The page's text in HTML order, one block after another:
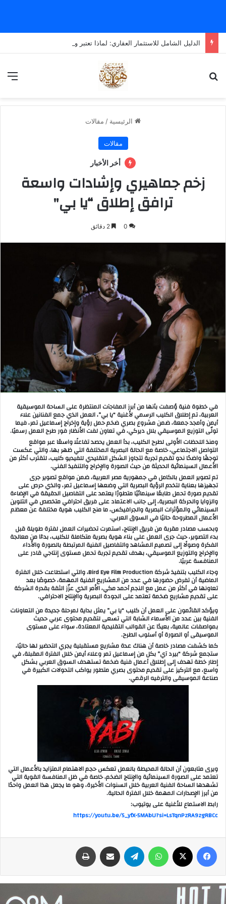
الرئيسية / مقالات
مقالات
أخر الأخبار
زخم جماهيري وإشادات واسعة
ترافق إطلاق “يا بي"
0
في خطوة فنية وُصفت بأنها من أبرز المفاجآت المنتظرة على الساحة الموسيقية
العربية، تم إطلاق الكليب الرسمي لأغنية “يا بي”، العمل الذي جمع الفنانين علاء
أيمن وأمجد جمعة، ضمن مشروع بصري ضخم حمل رؤية وإخراج إسماعيل تمر، فيما
تولّى التوزيع الموسيقي بلال ديركي، في تعاون لفت الأنظار فور طرح العمل رسميًا.
ومنذ اللحظات الأولى لطرح الكليب، بدأ العمل يحصد تفاعلًا واسعًا عبر مواقع
التواصل الاجتماعي، خاصة مع الحالة البصرية المختلفة التي ظهر بها، والتي عكست
توجهًا واضحًا نحو تقديم تجربة تتجاوز الشكل التقليدي للفيديو كليب، لتقترب أكثر من
الأعمال السينمائية الحديثة من حيث الصورة والإخراج والتنفيذ الفني.
تم تصوير العمل بالكامل في جمهورية مصر العربية، ضمن مواقع تصوير جرى
تجهيزها بعناية لتخدم الرؤية البصرية التي وضعها إسماعيل تمر، والذي حرص على
تقديم صورة تحمل طابعًا سينمائيًا متطورًا يعتمد على التفاصيل الدقيقة في الإضاءة
والزوايا والحركة البصرية، إلى جانب الاعتماد على فريق احترافي متخصص في التلوين
السينمائي والمؤثرات البصرية والجرافيكس، ما منح الكليب هوية مختلفة عن معظم
الأعمال المطروحة حاليًا في السوق العربي.
وبحسب مصادر مقربة من فريق الإنتاج، استمرت تحضيرات العمل لفترة طويلة قبل
بدء التصوير، حيث جرى العمل على بناء هوية بصرية متكاملة للكليب، بدءًا من معالجة
الفكرة وصولًا إلى تصميم المشاهد والتفاصيل الفنية المرتبطة بالصورة والأداء
والإخراج والتوزيع الموسيقي، بهدف تقديم تجربة تحمل مستوى إنتاجي قادر على
المنافسة عربيًا.
وجاء الكليب بتنفيذ شركة Bird Eye Film Production، والتي استطاعت خلال الفترة
الماضية أن تفرض حضورها في عدد من المشاريع الفنية المهمة، خصوصًا بعد
تعاونها في أكثر من عمل مع النجم أحمد مكي، الأمر الذي عزّز الثقة بقدرة الشركة
على تقديم مشاريع ضخمة تعتمد على الجودة البصرية والإنتاج الاحترافي.
ويؤكد القائمون على العمل أن كليب “يا بي” يمثل بداية لمرحلة جديدة من التعاونات
الفنية بين عدد من الأسماء الشابة التي تسعى لتقديم محتوى عربي حديث
بمواصفات عالمية، بعيدًا عن القوالب التقليدية المعتادة، سواء على مستوى
الموسيقى أو الصورة أو أسلوب الطرح.
كما كشفت مصادر خاصة أن هناك عدة مشاريع مستقبلية يجري التحضير لها حاليًا،
ستجمع شركة “بيرد آي” بكل من إسماعيل تمر وعلاء أيمن خلال الفترة المقبلة، في
إطار خطة تهدف إلى إطلاق أعمال فنية ضخمة تستهدف السوق العربي بشكل
واسع، مع التركيز على تقديم محتوى بصري متطور يواكب التحولات الكبيرة في
صناعة الموسيقى والترفيه الرقمي.
ويرى متابعون أن الحالة المحيطة بالعمل تعكس حجم الاهتمام المتزايد بالأعمال التي
تعتمد على الصورة السينمائية والإنتاج الضخم، خاصة في ظل المنافسة القوية التي
تشهدها الساحة الفنية العربية خلال السنوات الأخيرة، وهو ما يجعل هذا العمل واحدًا
من أبرز الإصدارات المهمة خلال الفترة الحالية.
رابط الاستماع للأغنية على يوتيوب:
https://youtu.be/5_yfX-5MAbU?si=LsTqnPzRA9zgRBCc